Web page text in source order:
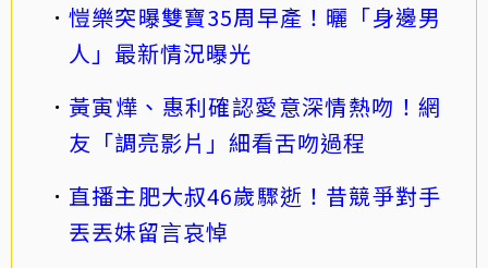
愷樂突曝雙寶35周早產！曬「身邊男
人」最新情況曝光
黃寅燁、惠利確認愛意深情熱吻！網
友「調亮影片」細看舌吻過程
直播主肥大叔46歲驟逝！昔競爭對手
丟丟妹留言哀悼